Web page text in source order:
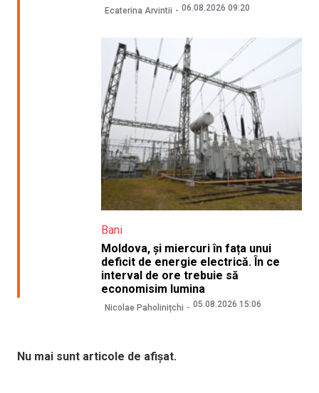
Ecaterina Arvintii 06.08.2026 09:20
Bani
Moldova, și miercuri în fața unui
deficit de energie electrică. În ce
interval de ore trebuie să
economisim lumina
Nicolae Paholinițchi 05.08.2026 15:06
Nu mai sunt articole de afișat.